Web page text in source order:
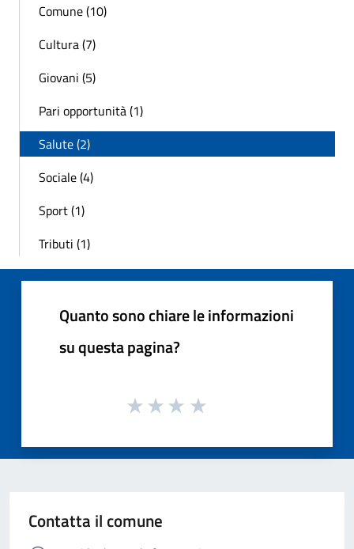
Comune (10)
Cultura (7)
Giovani (5)
Pari opportunità (1)
Salute (2)
Sociale (4)
Sport (1)
Tributi (1)
Quanto sono chiare le informazioni
su questa pagina?
Contatta il comune